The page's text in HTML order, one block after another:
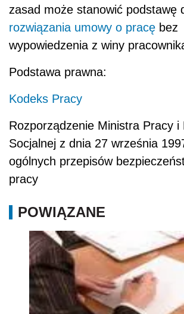
zasad może stanowić podstawę
rozwiązania umowy o pracę bez
wypowiedzenia z winy
Podstawa prawna:
Kodeks Pracy
Rozporządzenie Ministra Pracy i
Socjalnej z dnia 27 września
ogólnych przepisów
pracy
POWIĄZANE